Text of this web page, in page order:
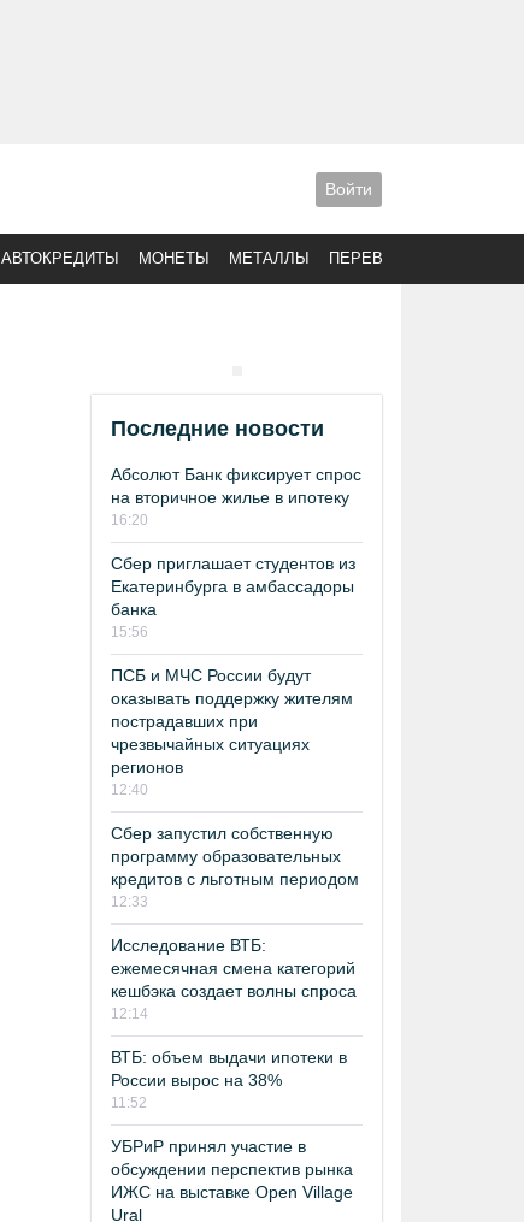
Войти
АВТОКРЕДИТЫ МОНЕТЫ МЕТАЛЛЫ ПЕРЕВОДЫ
Последние новости
Абсолют Банк фиксирует спрос
на вторичное жилье в ипотеку
16:20
Сбер приглашает студентов из
Екатеринбурга в амбассадоры
банка
15:56
ПСБ и МЧС России будут
оказывать поддержку жителям
пострадавших при
чрезвычайных ситуациях
регионов
12:40
Сбер запустил собственную
программу образовательных
кредитов с льготным периодом
12:33
Исследование ВТБ:
ежемесячная смена категорий
кешбэка создает волны спроса
12:14
ВТБ: объем выдачи ипотеки в
России вырос на 38%
11:52
УБРиР принял участие в
обсуждении перспектив рынка
ИЖС на выставке Open Village
Ural